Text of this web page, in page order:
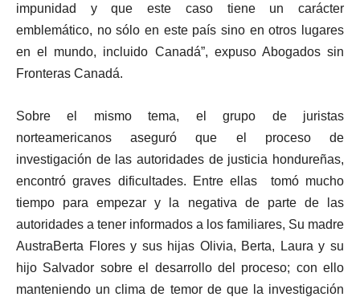
impunidad y que este caso tiene un carácter
emblemático, no sólo en este país sino en otros lugares
en el mundo, incluido Canadá”, expuso Abogados sin
Fronteras Canadá.
Sobre el mismo tema, el grupo de juristas
norteamericanos aseguró que el proceso de
investigación de las autoridades de justicia hondureñas,
encontró graves dificultades. Entre ellas tomó mucho
tiempo para empezar y la negativa de parte de las
autoridades a tener informados a los familiares, Su madre
AustraBerta Flores y sus hijas Olivia, Berta, Laura y su
hijo Salvador sobre el desarrollo del proceso; con ello
manteniendo un clima de temor de que la investigación